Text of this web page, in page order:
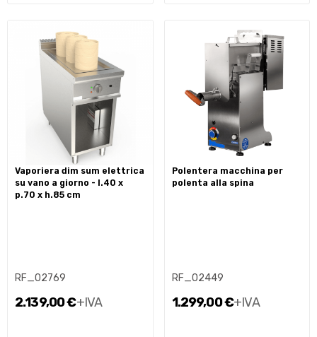
vaporiera dim sum elettrica
su vano a giorno - l.40 x
p.70 x h.85 cm
RF_02769
2.139,00 €+IVA
polentera macchina per
polenta alla spina
RF_02449
1.299,00 €+IVA